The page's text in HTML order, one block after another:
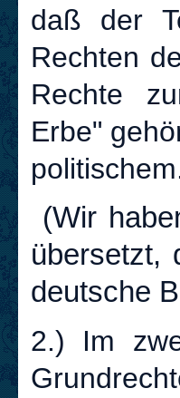
daß der
Rechten
Rechte
Erbe"
(Wir
übersetzt,
deutsche
2.) Im